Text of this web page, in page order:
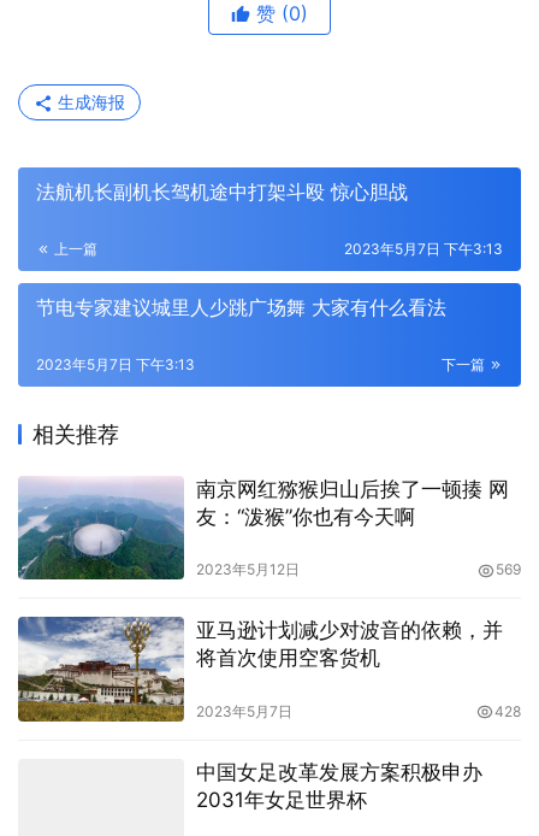
赞 (0)
生成海报
法航机长副机长驾机途中打架斗殴 惊心胆战
上一篇 2023年5月7日 下午3:13
节电专家建议城里人少跳广场舞 大家有什么看法
下一篇
2023年5月7日 下午3:13
相关推荐
南京网红猕猴归山后挨了一顿揍 网
友：“泼猴”你也有今天啊
2023年5月12日 569
亚马逊计划减少对波音的依赖，并
将首次使用空客货机
2023年5月7日 428
中国女足改革发展方案积极申办
2031年女足世界杯